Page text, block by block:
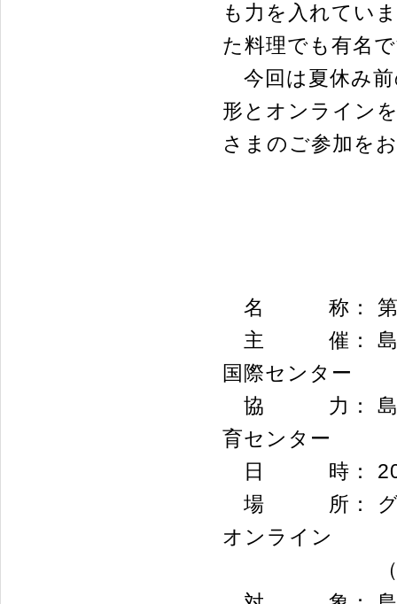
も力を入れてい
た料理でも有名
今回は夏休み前
形とオンライン
さまのご参加を
名 称： 第13
主 催： 島根
国際センター
協 力： 島根
育センター
日 時： 2023
場 所： グロ
オンライン
（申込時に